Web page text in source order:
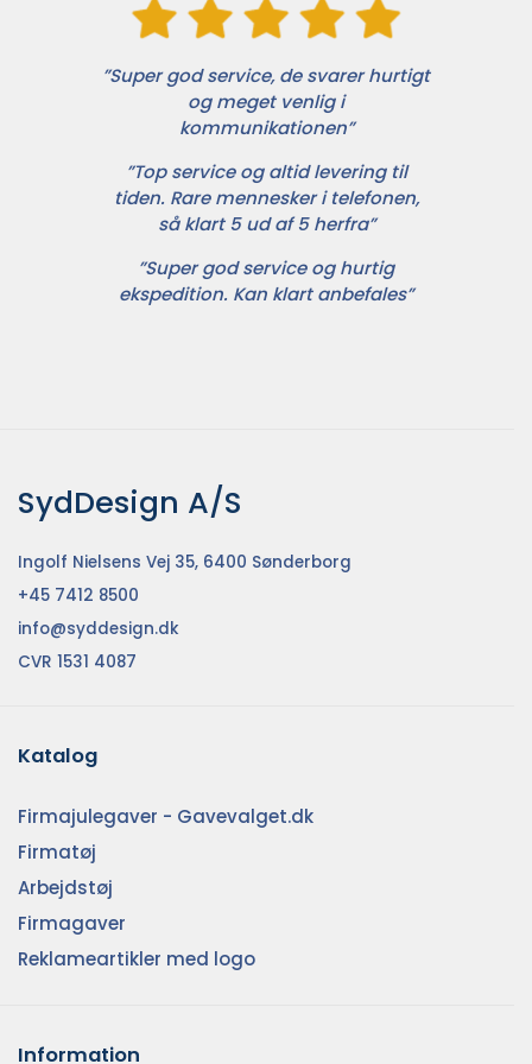
”Super god service, de svarer hurtigt
og meget venlig i
kommunikationen”
”Top service og altid levering til
tiden. Rare mennesker i telefonen,
så klart 5 ud af 5 herfra”
”Super god service og hurtig
ekspedition. Kan klart anbefales”
SydDesign A/S
Ingolf Nielsens Vej 35, 6400 Sønderborg
+45 7412 8500
info@syddesign.dk
CVR 1531 4087
Katalog
Firmajulegaver - Gavevalget.dk
Firmatøj
Arbejdstøj
Firmagaver
Reklameartikler med logo
Information